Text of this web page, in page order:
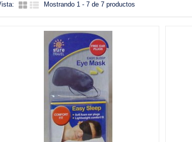
Mostrando 1 - 7 de 7 productos